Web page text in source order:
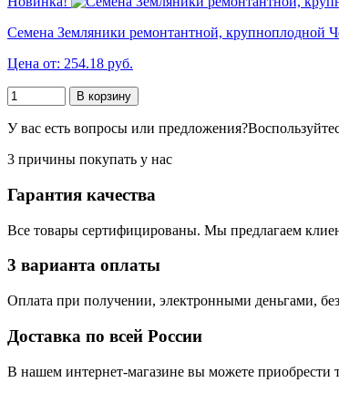
Семена Земляники ремонтантной, крупноплодной
Цена от: 254.18 руб.
В корзину
У вас есть вопросы или предложения?
3 причины покупать у нас
Гарантия качества
Все товары сертифицированы. Мы предлагаем
3 варианта оплаты
Оплата при получении, электронными деньгами,
Доставка по всей России
В нашем интернет-магазине вы можете приобрести